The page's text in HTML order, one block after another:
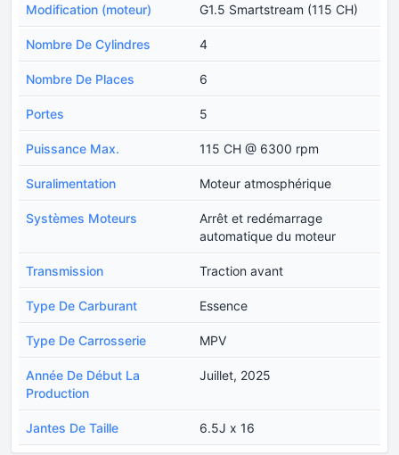
Modification (moteur) G1.5 Smartstream (115 CH)
Nombre De Cylindres 4
Nombre De Places 6
Portes 5
Puissance Max. 115 CH @ 6300 rpm
Suralimentation Moteur atmosphérique
Systèmes Moteurs
Arrêt et redémarrage
automatique du moteur
Transmission Traction avant
Type De Carburant Essence
Type De Carrosserie MPV
Année De Début La
Production
Juillet, 2025
Jantes De Taille 6.5J x 16